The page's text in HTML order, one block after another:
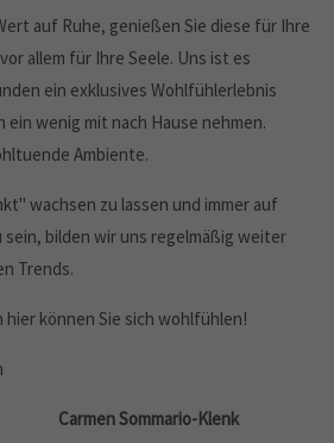
auf Ruhe, genießen Sie diese für Ihre
allem für Ihre Seele. Uns ist es
ein exklusives Wohlfühlerlebnis
ein wenig mit nach Hause nehmen.
Ambiente.
wachsen zu lassen und immer auf
bilden wir uns regelmäßig weiter
Trends.
hier können Sie sich wohlfühlen!
Carmen Sommario-Klenk